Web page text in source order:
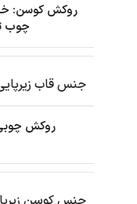
روکش کوسن:
چوب
جنس قاب
روکش